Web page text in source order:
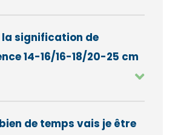
la signification de
14-16/16-18/20-25 cm
de temps vais je être